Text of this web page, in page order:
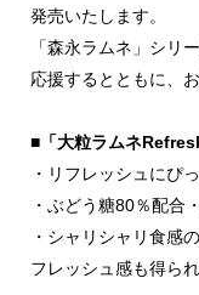
発売いたします。
「森永ラムネ」シリ
応援するとともに、
■「大粒ラムネ
・リフレッシュにぴ
・ぶどう糖80％配合
・シャリシャリ食感
フレッシュ感も得ら